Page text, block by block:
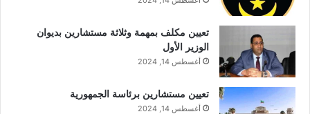
تعيين مكلف بمهمة وثلاثة مستشارين بديوان
الوزير الأول
أغسطس 14, 2024
تعيين مستشارين برئاسة الجمهورية
أغسطس 14, 2024